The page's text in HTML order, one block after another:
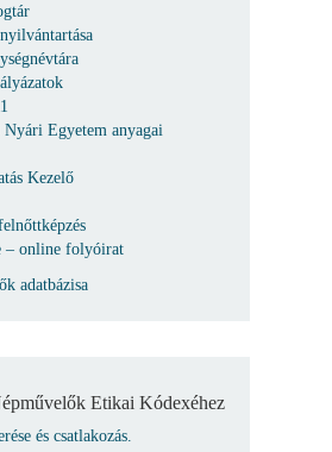
Egyetem anyagai
Kezelő
– online folyóirat
adatbázisa
Etikai Kódexéhez
és csatlakozás.